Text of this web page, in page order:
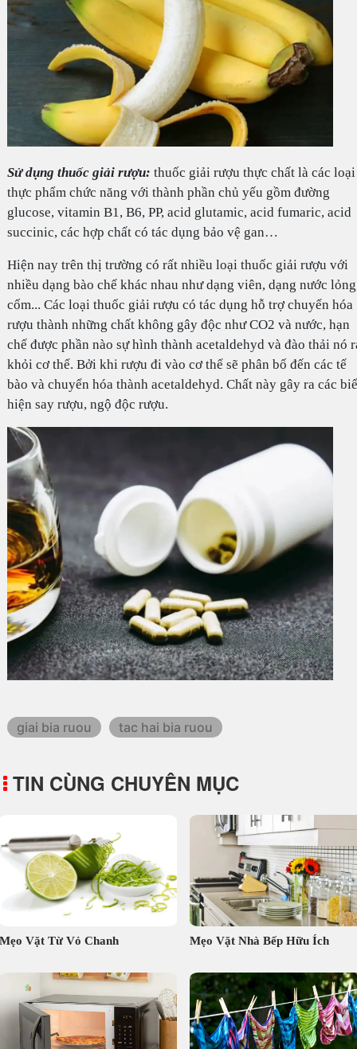
Sử dụng thuốc giải rượu: thuốc giải rượu thực chất là các loại
thực phẩm chức năng với thành phần chủ yếu gồm đường
glucose, vitamin B1, B6, PP, acid glutamic, acid fumaric, acid
succinic, các hợp chất có tác dụng bảo vệ gan…
Hiện nay trên thị trường có rất nhiều loại thuốc giải rượu với
nhiều dạng bào chế khác nhau như dạng viên, dạng nước
cốm... Các loại thuốc giải rượu có tác dụng hỗ trợ chuyển hóa
rượu thành những chất không gây độc như CO2 và nước, hạn
chế được phần nào sự hình thành acetaldehyd và đào thải nó
khỏi cơ thể. Bởi khi rượu đi vào cơ thể sẽ phân bố đến các tế
bào và chuyển hóa thành acetaldehyd. Chất này gây ra các
hiện say rượu, ngộ độc rượu.
giai bia ruou tac hai bia ruou
TIN CÙNG CHUYÊN MỤC
Vặt Từ Vỏ Chanh Mẹo Vặt Nhà Bếp Hữu Ích